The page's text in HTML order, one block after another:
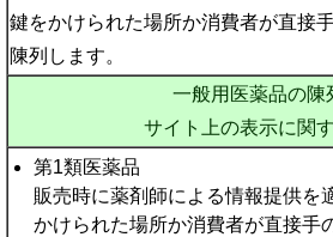
鍵をかけられた場所か消費者が直接
陳列します。
一般用医薬品の陳
サイト上の表示に関
第1類医薬品
販売時に薬剤師による情報提供を
かけられた場所か消費者が直接手